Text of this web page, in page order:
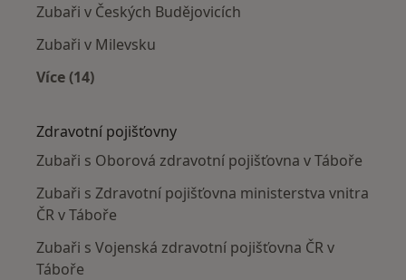
Zubaři v Českých Budějovicích
Zubaři v Milevsku
Více (14)
Zdravotní pojišťovny
Zubaři s Oborová zdravotní pojišťovna v Táboře
Zubaři s Zdravotní pojišťovna ministerstva vnitra
ČR v Táboře
Zubaři s Vojenská zdravotní pojišťovna ČR v
Táboře